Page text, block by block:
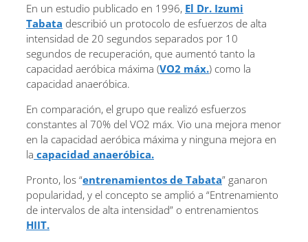
En un estudio publicado en 1996, El Dr. Izumi
Tabata describió un protocolo de esfuerzos de alta
intensidad de 20 segundos separados por 10
segundos de recuperación, que aumentó tanto la
capacidad aeróbica máxima (VO2 máx.) como la
capacidad anaeróbica.
En comparación, el grupo que realizó esfuerzos
constantes al 70% del VO2 máx. Vio una mejora menor
en la capacidad aeróbica máxima y ninguna mejora en
la capacidad anaeróbica.
Pronto, los “entrenamientos de Tabata” ganaron
popularidad, y el concepto se amplió a “Entrenamiento
de intervalos de alta intensidad” o entrenamientos
HIIT.